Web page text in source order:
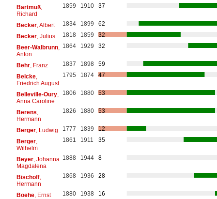
Bartmuß,
Richard
1859 1910 37
Becker, Albert 1834 1899
62
Becker, Julius 1818 1859
32
Beer-Walbrunn,
Anton
1864 1929 32
Behr, Franz 1837 1898
59
Belcke,
Friedrich August
1795 1874 47
Belleville-Oury,
Anna Caroline
1806 1880 53
Berens
Hermann
1826 1880 53
Berger, Ludwig 1777 1839
12
Berger,
Wilhelm
1861 1911 35
Beyer, Johanna
Magdalena
1888 1944 8
Bischoff,
Hermann
1868 1936 28
Boehe, Ernst 1880 1938
16